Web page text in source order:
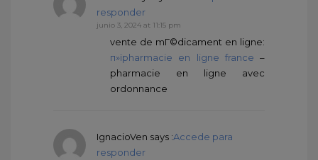
responder
junio 3, 2024 at 11:15 pm
vente de mГ©dicament en ligne:
п»їpharmacie en ligne france –
pharmacie en ligne avec
ordonnance
IgnacioVen says :Accede para
responder